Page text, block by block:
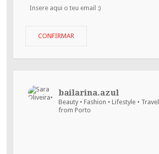
Insere
CONFIRMAR
bailarina.azul
Beauty • Fashion • Lifestyle • Travel
from Porto